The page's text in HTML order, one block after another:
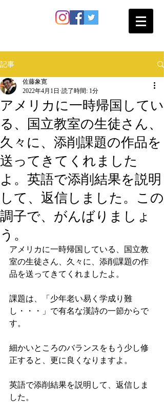
記事
アメリカに一時帰国してい
る、国立教室の生徒さん、
久々に、添削課題の作品を
送ってきてくれました
よ。英語で添削結果を説明
して、返信しました。この
調子で、がんばりましょ
う。
佐藤象寛
2022年4月1日 読了時間: 1分
アメリカに一時帰国している、国立教
室の生徒さん、久々に、添削課題の作
品を送ってきてくれましたよ。
課題は、「少年老い易く学成り難
し・・・」で有名な漢詩の一節からで
す。
細かいところのバランスをもう少し修
正すると、更に良くなりますよ。
英語で添削結果を説明して、返信しま
した。